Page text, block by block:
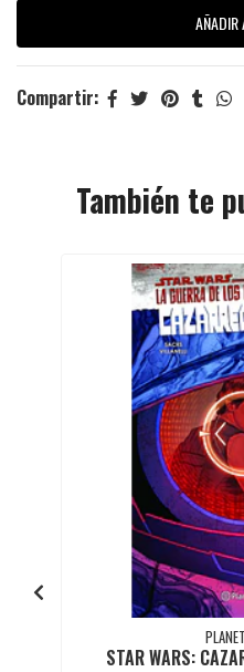
Compartir:
También te
STAR WARS: